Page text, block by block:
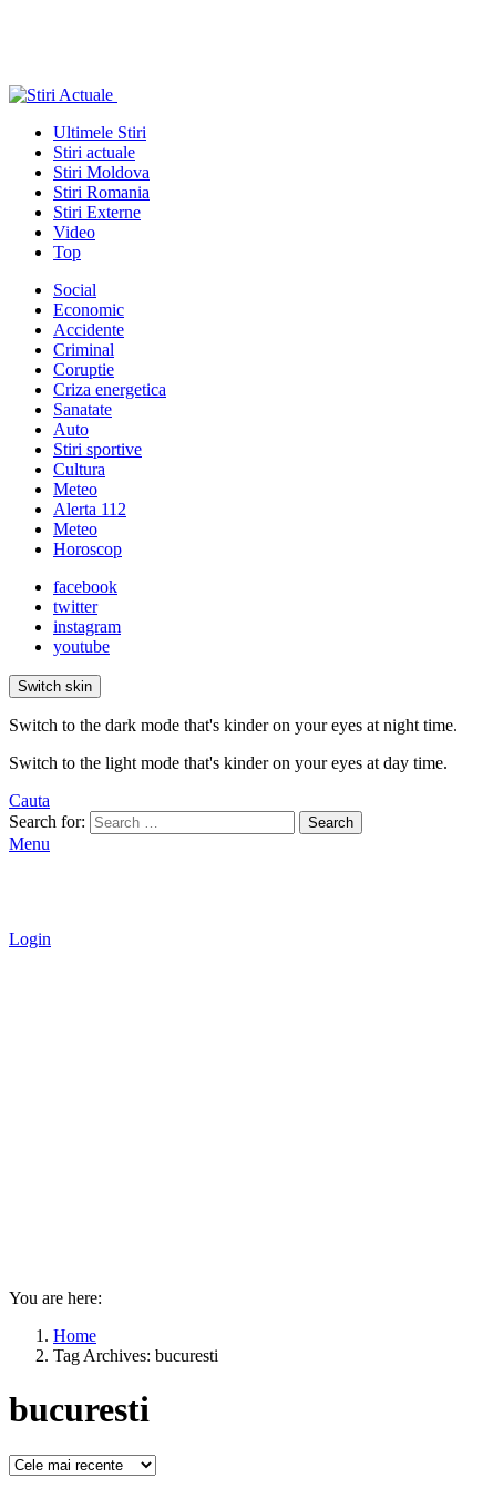
Ultimele Stiri
Stiri actuale
Stiri Moldova
Stiri Romania
Stiri Externe
Video
Top
Social
Economic
Accidente
Criminal
Coruptie
Criza energetica
Sanatate
Auto
Stiri sportive
Cultura
Meteo
Alerta 112
Meteo
Horoscop
facebook
twitter
instagram
youtube
Switch skin
Switch to the dark mode that's kinder on your eyes at night time.
Switch to the light mode that's kinder on your eyes at day time.
Cauta
Search for:
Search
Menu
Login
You are here:
Home
Tag Archives: bucuresti
bucuresti